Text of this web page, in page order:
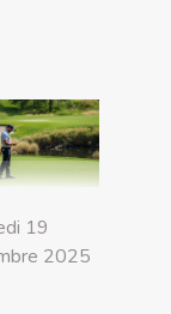
19
2025